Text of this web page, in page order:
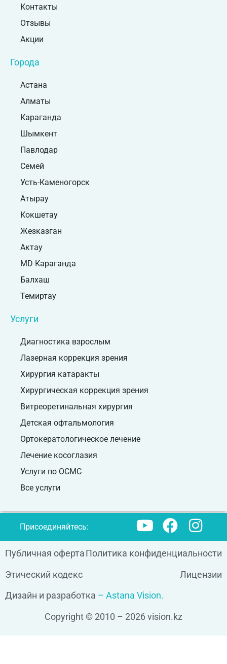
Контакты
Отзывы
Акции
Города
Астана
Алматы
Караганда
Шымкент
Павлодар
Семей
Усть-Каменогорск
Атырау
Кокшетау
Жезказган
Актау
MD Караганда
Балхаш
Темиртау
Услуги
Диагностика взрослым
Лазерная коррекция зрения
Хирургия катаракты
Хирургическая коррекция зрения
Витреоретинальная хирургия
Детская офтальмология
Ортокератологическое лечение
Лечение косоглазия
Услуги по ОСМС
Все услуги
Присоединяйтесь:
Публичная офертаПолитика конфиденциальности
Этический кодекс
Лицензии
Дизайн и разработка – Astana Vision.
Copyright © 2010 – 2026 vision.kz